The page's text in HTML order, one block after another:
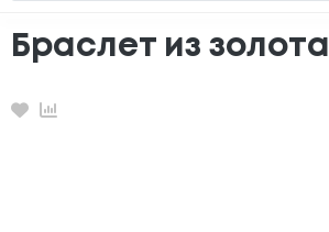
Браслет из золота
Избранное
Сравнение